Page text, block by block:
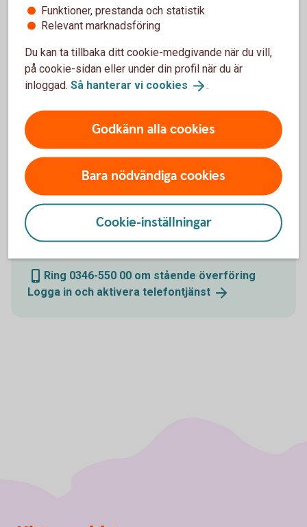
Internetbanken
Skapa en stående överföring mellan olika konton i
internetbanken.
Ring oss
Vardagar kl 08-18
Ring 0346-550 00 om stående överföring
Logga in och aktivera telefontjänst
Funktioner, prestanda och statistik
Relevant marknadsföring
Du kan ta tillbaka ditt cookie-medgivande när du vill,
på cookie-sidan eller under din profil när du är
inloggad. Så hanterar vi cookies .
Godkänn alla cookies
Bara nödvändiga cookies
Cookie-inställningar